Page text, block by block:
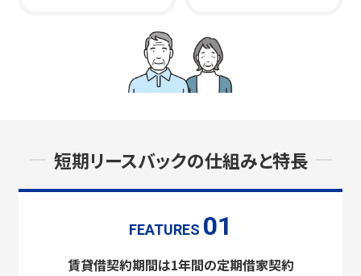
短期リースバックの仕組みと特長
FEATURES 01
賃貸借契約期間は1年間の定期借家契約